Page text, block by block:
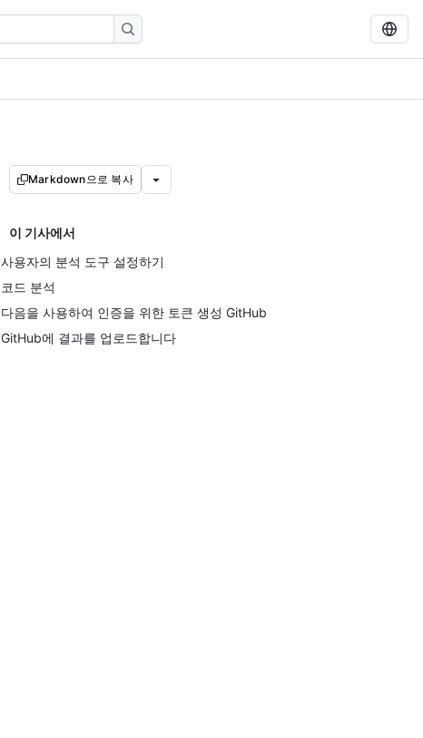
Markdown으로 복사
이 기사에서
사용자의 분석 도구 설정하기
코드 분석
다음을 사용하여 인증을 위한 토큰 생성 GitHub
GitHub에 결과를 업로드합니다